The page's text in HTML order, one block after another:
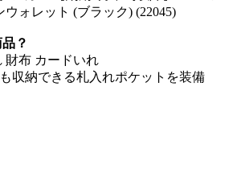
ォレット (ブラック) (22045)
？
財布 カードいれ
収納できる札入れポケットを装備